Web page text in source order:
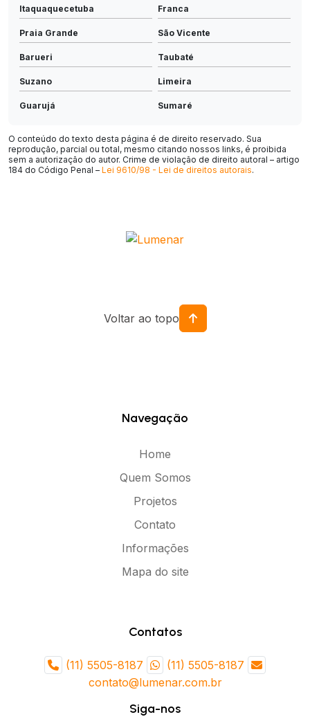
Itaquaquecetuba Franca
Praia Grande São Vicente
Barueri Taubaté
Suzano Limeira
Guarujá Sumaré
Indaiatuba São Carlos
Embu das Artes
Itu
Mogi Guaçu
Itatiba
Ribeirão Pires
Itanhaém Cubatão
Ourinhos
Assis
O conteúdo do texto desta página é de direito reservado. Sua
reprodução, parcial ou total, mesmo citando nossos links, é proibida
sem a autorização do autor. Crime de violação de direito autoral – artigo
184 do Código Penal – Lei 9610/98 - Lei de direitos autorais.
Voltar ao topo
Navegação
Home
Quem Somos
Projetos
Contato
Informações
Mapa do site
Contatos
(11) 5505-8187
(11) 5505-8187
contato@lumenar.com.br
Siga-nos